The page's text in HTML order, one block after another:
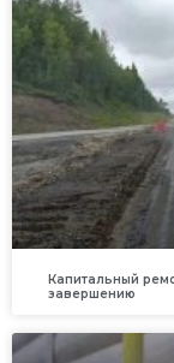
Капитальный
завершению